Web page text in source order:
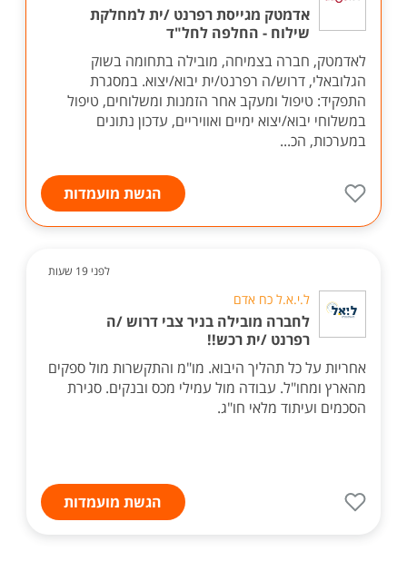
אדמטק מגייסת רפרנט /ית למחלקת
שילוח - החלפה לחל"ד
לאדמטק, חברה בצמיחה, מובילה בתחומה בשוק
הגלובאלי, דרוש/ה רפרנט/ית יבוא/יצוא. במסגרת
התפקיד: טיפול ומעקב אחר הזמנות ומשלוחים, טיפול
במשלוחי יבוא/יצוא ימיים ואוויריים, עדכון נתונים
במערכות, הכ...
הגשת מועמדות
לפני 19 שעות
ל.י.א.ל כח אדם
לחברה מובילה בניר צבי דרוש /ה
רפרנט /ית רכש!!
אחריות על כל תהליך היבוא. מו"מ והתקשרות מול ספקים
מהארץ ומחו"ל. עבודה מול עמילי מכס ובנקים. סגירת
הסכמים ועיתוד מלאי חו"ג.
הגשת מועמדות